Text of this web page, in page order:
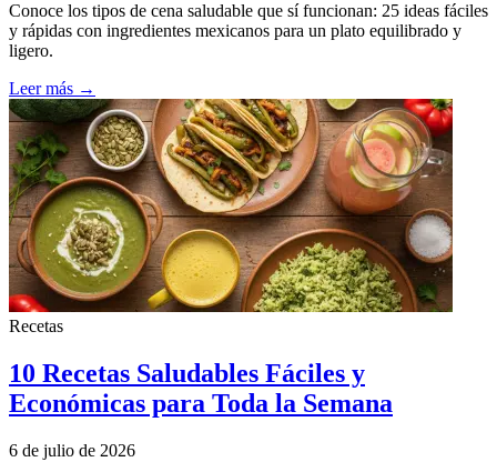
Conoce los tipos de cena saludable que sí funcionan: 25 ideas fáciles
y rápidas con ingredientes mexicanos para un plato equilibrado y
ligero.
Leer más →
Recetas
10 Recetas Saludables Fáciles y
Económicas para Toda la Semana
6 de julio de 2026